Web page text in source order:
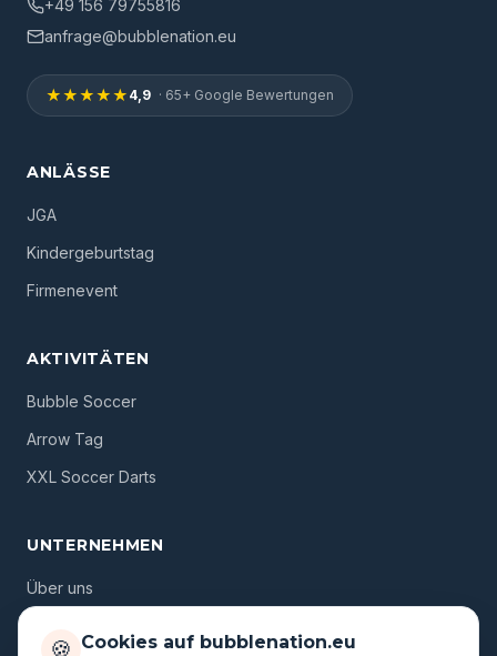
+49 156 79755816
anfrage@bubblenation.eu
★★★★★ 4,9 · 65+ Google Bewertungen
ANLÄSSE
JGA
Kindergeburtstag
Firmenevent
AKTIVITÄTEN
Bubble Soccer
Arrow Tag
XXL Soccer Darts
UNTERNEHMEN
Über uns
🍪 Cookies auf bubblenation.eu